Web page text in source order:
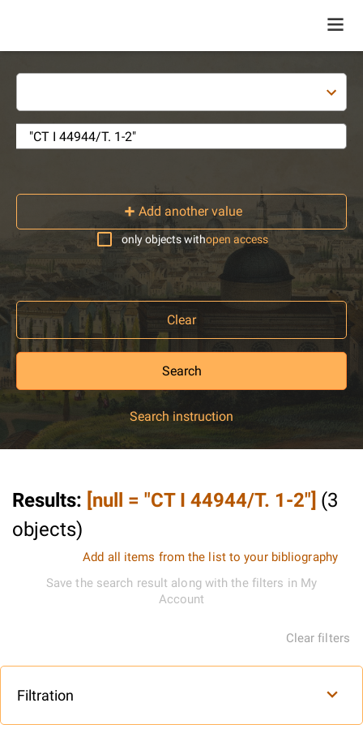
Add another value
only objects withopen access
Clear
Search
Search instruction
Results: [null = "CT I 44944/T. 1-2"] (3
objects)
Add all items from the list to your bibliography
Save the search result along with the filters in My
Account
Clear filters
Filtration